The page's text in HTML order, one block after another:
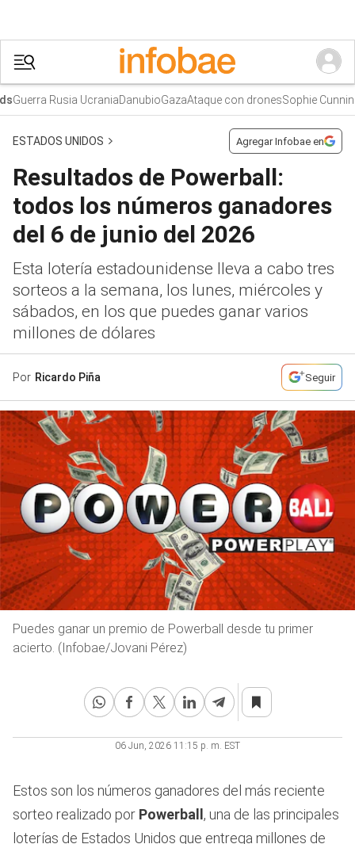
Guerra Rusia UcraniaDanubioGazaAtaque con dronesSophie
ESTADOS UNIDOS Agregar Infobae en
Resultados de Powerball:
todos los números ganadores
del 6 de junio del 2026
Esta lotería estadounidense lleva a cabo tres
sorteos a la semana, los lunes, miércoles y
sábados, en los que puedes ganar varios
millones de dólares
Por Ricardo Piña Seguir
Puedes ganar un premio de Powerball desde tu primer
acierto. (Infobae/Jovani Pérez)
06 Jun, 2026 11:15 p. m. EST
Estos son los números ganadores del más reciente
sorteo realizado por Powerball, una de las principales
loterías de Estados Unidos que entrega millones de